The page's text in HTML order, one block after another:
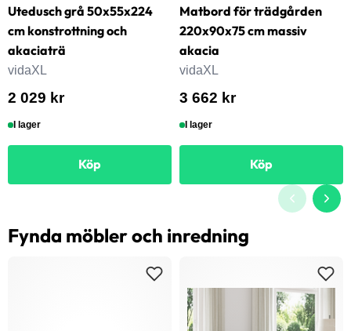
Utedusch grå 50x55x224
cm konstrottning och
akaciaträ
vidaXL
2 029 kr
I lager
Köp
Matbord för trädgården
220x90x75 cm massiv
akacia
vidaXL
3 662 kr
I lager
Köp
Fynda möbler och inredning